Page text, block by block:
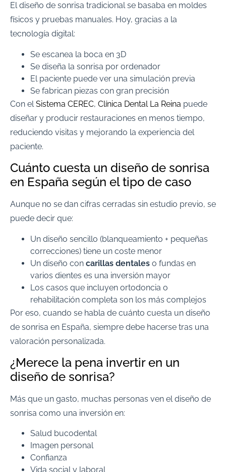
El diseño de sonrisa tradicional se basaba en moldes
físicos y pruebas manuales. Hoy, gracias a la
tecnología digital:
Se escanea la boca en 3D
Se diseña la sonrisa por ordenador
El paciente puede ver una simulación previa
Se fabrican piezas con gran precisión
Con el Sistema CEREC, Clínica Dental La Reina puede
diseñar y producir restauraciones en menos tiempo,
reduciendo visitas y mejorando la experiencia del
paciente.
Cuánto cuesta un diseño de sonrisa
en España según el tipo de caso
Aunque no se dan cifras cerradas sin estudio previo, se
puede decir que:
Un diseño sencillo (blanqueamiento + pequeñas
correcciones) tiene un coste menor
Un diseño con carillas dentales o fundas en
varios dientes es una inversión mayor
Los casos que incluyen ortodoncia o
rehabilitación completa son los más complejos
Por eso, cuando se habla de cuánto cuesta un diseño
de sonrisa en España, siempre debe hacerse tras una
valoración personalizada.
¿Merece la pena invertir en un
diseño de sonrisa?
Más que un gasto, muchas personas ven el diseño de
sonrisa como una inversión en:
Salud bucodental
Imagen personal
Confianza
Vida social y laboral